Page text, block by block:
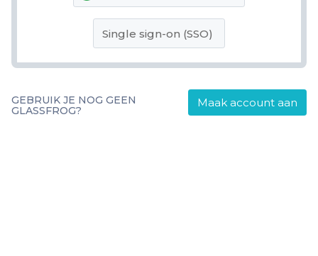
Single sign-on (SSO)
GEBRUIK JE NOG GEEN
GLASSFROG?
Maak account aan